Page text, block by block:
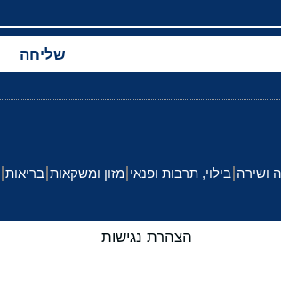
שליחה
ושירה בילוי, תרבות ופנאי מזון ומשקאות בריאות
הצהרת נגישות